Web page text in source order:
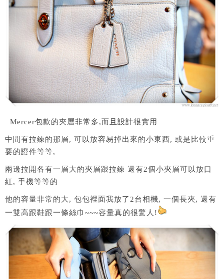
Mercer包款的夾層非常多,而且設計很實用
中間有拉鍊的那層, 可以放容易掉出來的小東西, 或是比較重
要的證件等等,
兩邊拉開各有一層大的夾層跟拉鍊 還有2個小夾層可以放口
紅, 手機等等的
他的容量非常的大, 包包裡面我放了2台相機, 一個長夾, 還有
一雙高跟鞋跟一條絲巾~~~容量真的很驚人!